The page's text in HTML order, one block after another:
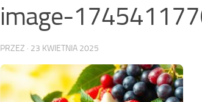
image-
PRZEZ · 23 KWIETNIA 2025